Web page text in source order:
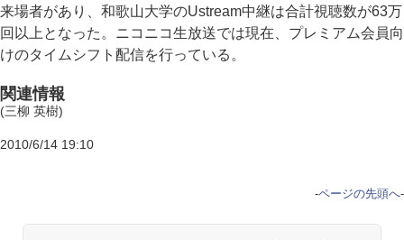
来場者があり、和歌山大学のUstream中継は合計視聴数が63万
回以上となった。ニコニコ生放送では現在、プレミアム会員向
けのタイムシフト配信を行っている。
関連情報
(三柳 英樹)
2010/6/14 19:10
-ページの先頭へ-